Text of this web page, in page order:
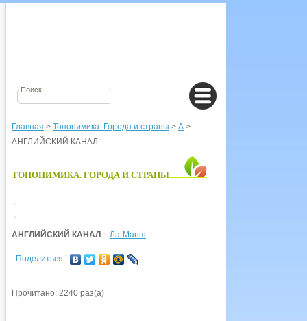
Главная > Топонимика. Города и страны > А >
АНГЛИЙСКИЙ КАНАЛ
ТОПОНИМИКА. ГОРОДА И СТРАНЫ
АНГЛИЙСКИЙ КАНАЛ - Ла-Манш
Поделиться
Прочитано: 2240 раз(а)